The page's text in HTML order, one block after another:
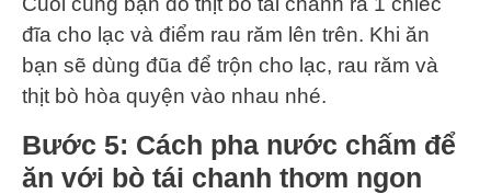
đĩa cho lạc và điểm rau răm lên trên. Khi ăn
bạn sẽ dùng đũa để trộn cho lạc, rau răm và
thịt bò hòa quyện vào nhau nhé.
Bước 5: Cách pha nước chấm để
ăn với bò tái chanh thơm ngon